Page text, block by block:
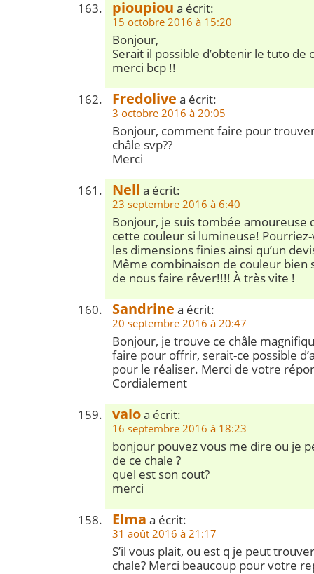
pioupiou a écrit:
15 octobre 2016 à 15:20
Bonjour,
Serait il possible d’obtenir le tuto de
merci bcp !!
Fredolive a écrit:
3 octobre 2016 à 20:05
Bonjour, comment faire pour
châle svp??
Merci
Nell a écrit:
23 septembre 2016 à 6:40
Bonjour, je suis tombée amoureuse
cette couleur si lumineuse!
les dimensions finies ainsi qu’un
Même combinaison de couleur bien
de nous faire rêver!!!! À très vite !
Sandrine a écrit:
20 septembre 2016 à 20:47
Bonjour, je trouve ce châle
faire pour offrir, serait-ce possible
pour le réaliser. Merci de votre
Cordialement
valoa écrit:
16 septembre 2016 à 18:23
bonjour pouvez vous me dire ou je
de ce chale ?
quel est son cout?
merci
Elma a écrit:
31 août 2016 à 21:17
S’il vous plait, ou est q je peut
chale? Merci beaucoup pour votre